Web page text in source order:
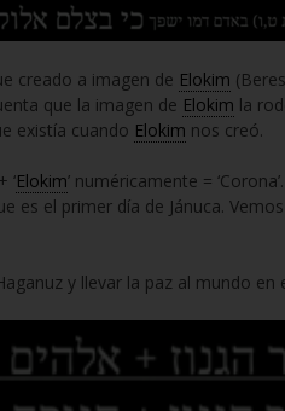
creado a imagen de Elokim
que la imagen de Elokim la
existía cuando Elokim nos creó.
‘Elokim’ numéricamente =
es el primer día de Jánuca.
y llevar la paz al mundo